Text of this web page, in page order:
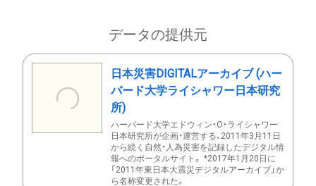
データの提供元
日本災害DIGITALアーカイブ (ハー
バード大学ライシャワー日本研究
所)
ハーバード大学エドウィン・O・ライシャワー
日本研究所が企画・運営する、2011年3月11日
から続く自然・人為災害を記録したデジタル情
報へのポータルサイト。 *2017年1月20日に
「2011年東日本大震災デジタルアーカイブ」か
ら名称変更された。